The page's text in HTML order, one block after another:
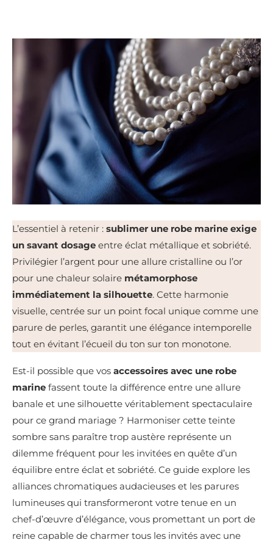
L’essentiel à retenir : sublimer une robe marine exige
un savant dosage entre éclat métallique et sobriété.
Privilégier l’argent pour une allure cristalline ou l’or
pour une chaleur solaire métamorphose
immédiatement la silhouette. Cette harmonie
visuelle, centrée sur un point focal unique comme une
parure de perles, garantit une élégance intemporelle
tout en évitant l’écueil du ton sur ton monotone.
Est-il possible que vos accessoires avec une robe
marine fassent toute la différence entre une allure
banale et une silhouette véritablement spectaculaire
pour ce grand mariage ? Harmoniser cette teinte
sombre sans paraître trop austère représente un
dilemme fréquent pour les invitées en quête d’un
équilibre entre éclat et sobriété. Ce guide explore les
alliances chromatiques audacieuses et les parures
lumineuses qui transformeront votre tenue en un
chef-d’œuvre d’élégance, vous promettant un port de
reine capable de charmer tous les invités avec une